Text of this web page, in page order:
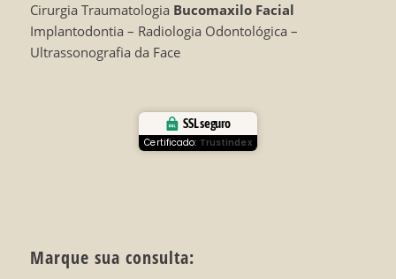
Cirurgia Traumatologia Bucomaxilo Facial
Implantodontia – Radiologia Odontológica –
Ultrassonografia da Face
SSL seguro
Certificado: Trustindex
Marque sua consulta: